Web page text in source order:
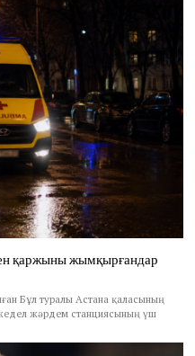
қаржыны жымқырғандар
Бұл туралы Астана қаласының
жәрдем станциясының үш